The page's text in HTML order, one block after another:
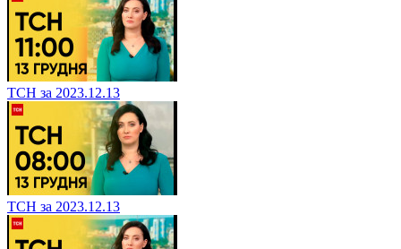
ТСН за 2023.12.13
ТСН за 2023.12.13